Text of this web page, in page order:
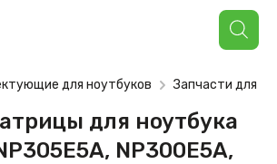
Поиск
товаров
для ноутбуков Запчасти для
для ноутбука
NP300E5A,